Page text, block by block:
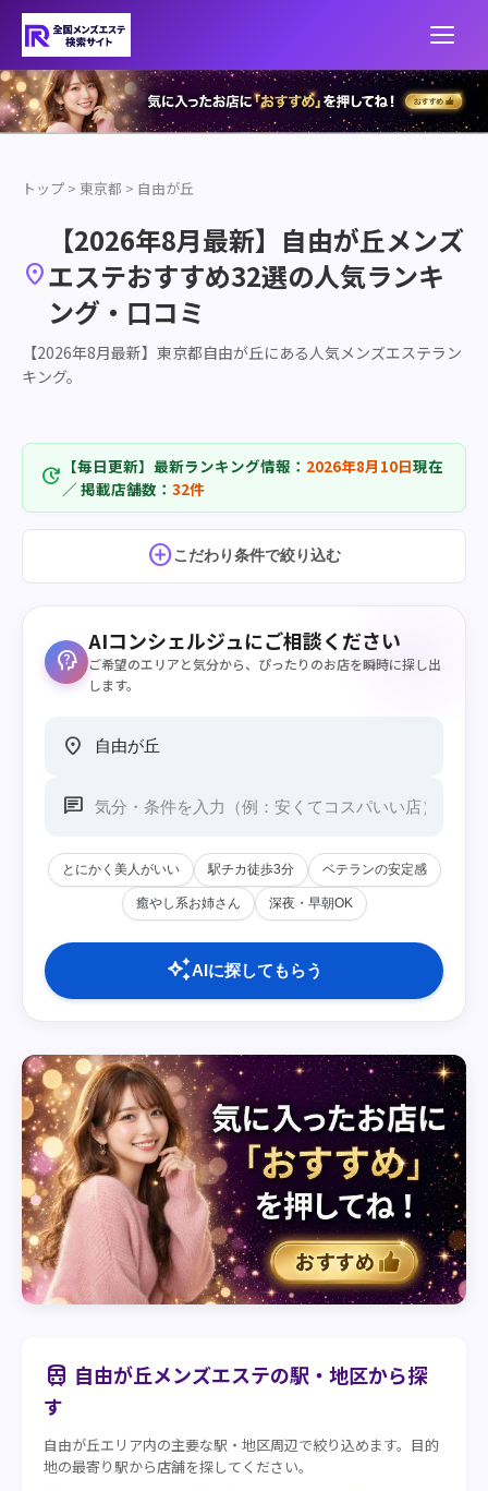
トップ > 東京都 > 自由が丘

【2026年8月最新】自由が丘メンズ
エステおすすめ32選の人気ランキ
ング・口コミ
【2026年8月最新】東京都自由が丘にある人気メンズエステラン
キング。
update 【毎日更新】最新ランキング情報： 2026年8月10日現在
／ 掲載店舗数： 32件
add_circleこだわり条件で絞り込む
psychology_alt
AIコンシェルジュにご相談ください
ご希望のエリアと気分から、ぴったりのお店を瞬時に探し出
します。
location_on
chat
とにかく美人がいい 駅チカ徒歩3分 ベテランの安定感
癒やし系お姉さん 深夜・早朝OK
auto_awesomeAIに探してもらう
train 自由が丘メンズエステの駅・地区から探
す
自由が丘エリア内の主要な駅・地区周辺で絞り込めます。目的
地の最寄り駅から店舗を探してください。